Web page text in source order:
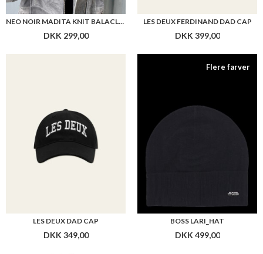
NEO NOIR MADITA KNIT BALACLAVA
DKK 299,00
LES DEUX FERDINAND DAD CAP
DKK 399,00
LES DEUX DAD CAP
DKK 349,00
Flere farver
BOSS LARI_HAT
DKK 499,00